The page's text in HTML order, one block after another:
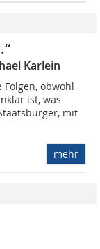
Karlein
obwohl
ist, was
mit
mehr